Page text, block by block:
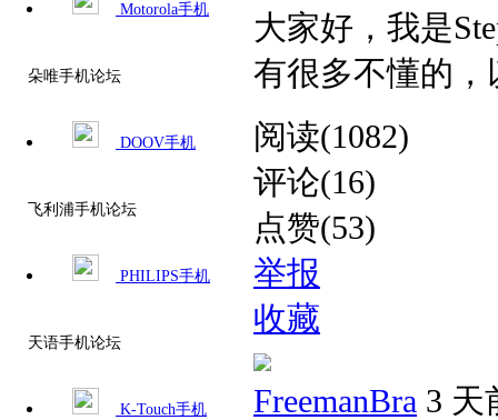
Motorola手机
朵唯手机论坛
DOOV手机
飞利浦手机论坛
PHILIPS手机
天语手机论坛
K-Touch手机
大家好，我是
有很多不懂的
阅读(1082)
评论(16)
点赞(53)
举报
收藏
FreemanBra 3 天